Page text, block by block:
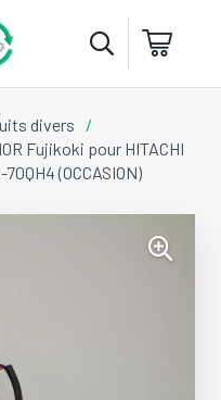
divers
/
Fujikoki pour HITACHI
(OCCASION)